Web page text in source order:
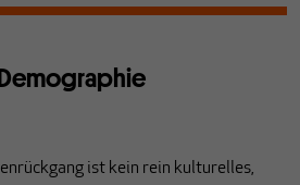
ist kein rein kulturelles,